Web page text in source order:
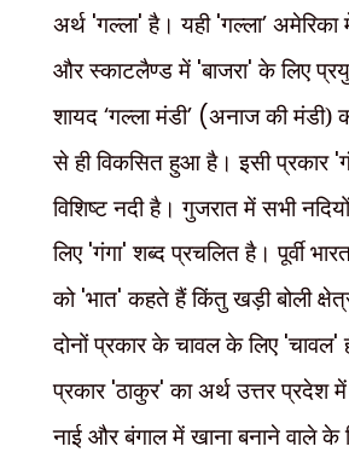
अर्थ 'गल्ला'है। यही 'गल्ला’ अमेरिका
और स्काटलैण्ड में 'बाजरा'के लिए
शायद ‘गल्ला मंडी’ (अनाज की मंडी)
से ही विकसित हुआ है। इसी प्रकार '
विशिष्ट नदी है। गुजरात में सभी
लिए 'गंगा'शब्द प्रचलित है। पूर्वी
को 'भात'कहते हैं किंतु खड़ी बोली
दोनों प्रकार के चावल के लिए 'चावल'
प्रकार 'ठाकुर'का अर्थ उत्तर प्रदेश
नाई और बंगाल में खाना बनाने वाले के